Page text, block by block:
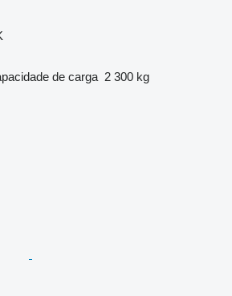
de carga 2 300 kg